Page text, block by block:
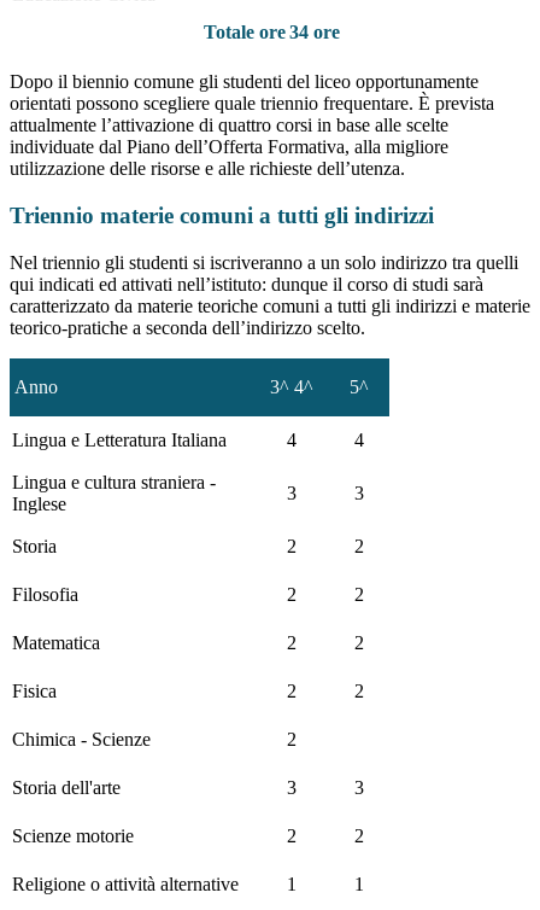
Totale ore34 ore
Dopo il biennio comune gli studenti del liceo opportunamente
orientati possono scegliere quale triennio frequentare. È prevista
attualmente l’attivazione di quattro corsi in base alle scelte
individuate dal Piano dell’Offerta Formativa, alla migliore
utilizzazione delle risorse e alle richieste dell’utenza.
Triennio materie comuni a tutti gli indirizzi
Nel triennio gli studenti si iscriveranno a un solo indirizzo tra quelli
qui indicati ed attivati nell’istituto: dunque il corso di studi sarà
caratterizzato da materie teoriche comuni a tutti gli indirizzi e materie
teorico-pratiche a seconda dell’indirizzo scelto.
Anno 3^ 4^ 5^
Lingua e Letteratura Italiana 4 4
Lingua e cultura straniera -
Inglese
3 3
Storia 2 2
Filosofia 2 2
Matematica 2 2
Fisica 2 2
Chimica - Scienze 2
Storia dell'arte 3 3
Scienze motorie 2 2
Religione o attività alternative 1 1